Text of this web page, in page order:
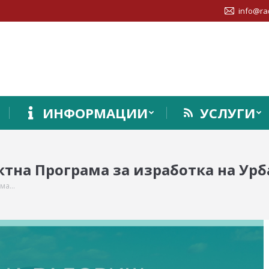
ИНФОРМАЦИИ УСЛУГИ
Програма за изработка на